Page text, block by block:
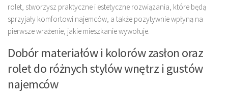
rolet, stworzysz praktyczne i estetyczne rozwiązania, które będą
sprzyjały komfortowi najemców, a także pozytywnie wpłyną na
pierwsze wrażenie, jakie mieszkanie wywołuje.
Dobór materiałów i kolorów zasłon oraz
rolet do różnych stylów wnętrz i gustów
najemców